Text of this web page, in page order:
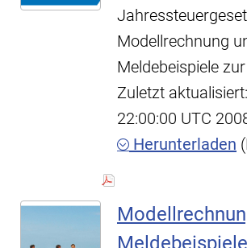
Modellrechnung
Meldebeispiele
Zuletzt
22:00:00 UTC
Herunterladen